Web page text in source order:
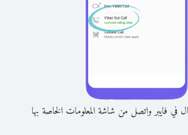
فايبر واتصل من شاشة المعلومات الخاصة بها